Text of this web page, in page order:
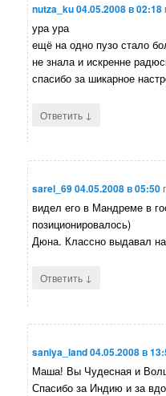
nutza_ku04.05.2008 в 02:18
ура ура
ещё на одно пузо стало
не знала и искренне
спасибо за шикарное
Ответить ↓
sarel_6904.05.2008 в 05:50
видел его в Мандреме в
позиционировалось)
Дюна. Классно выдавал на
Ответить ↓
saniya_land04.05.2008 в
Маша! Вы Чудесная и
Спасибо за Индию и за